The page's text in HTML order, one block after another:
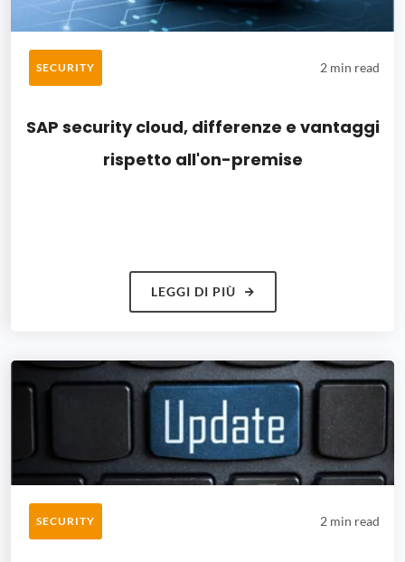
SECURITY 2 min read
SAP security cloud, differenze e vantaggi
rispetto all'on-premise
LEGGI DI PIÙ
SECURITY 2 min read